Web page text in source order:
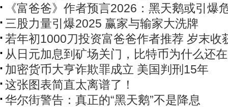
《富爸爸》作者预言2026：黑天鹅或引爆
三股力量引爆2025 赢家与输家大洗牌
若年初1000刀投资富爸爸作者推荐 岁末收
从日元加息到矿场关门，比特币为什么还
加密货币大亨诈欺罪成立 美国判刑15年
这张图表简直太离谱了！
华尔街警告：真正的“黑天鹅”不是降息